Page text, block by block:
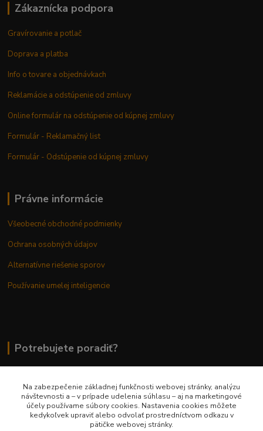
Zákaznícka podpora
Gravírovanie a potlač
Doprava a platba
Info o tovare a objednávkach
Reklamácie a odstúpenie od zmluvy
Online formulár na odstúpenie od kúpnej zmluvy
Formulár - Reklamačný list
Formulár - Odstúpenie od kúpnej zmluvy
Právne informácie
Všeobecné obchodné podmienky
Ochrana osobných údajov
Alternatívne riešenie sporov
Používanie umelej inteligencie
Potrebujete poradiť?
0948 236 042
info@margaretkashop.sk
Na zabezpečenie základnej funkčnosti webovej stránky, analýzu
návštevnosti a – v prípade udelenia súhlasu – aj na marketingové
účely používame súbory cookies. Nastavenia cookies môžete
kedykoľvek upraviť alebo odvolať prostredníctvom odkazu v
pätičke webovej stránky.